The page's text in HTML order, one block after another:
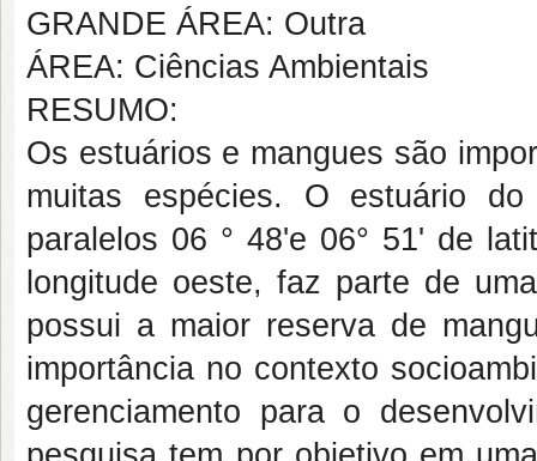
GRANDE ÁREA: Outra
ÁREA: Ciências Ambientais
RESUMO:
Os estuários e mangues são
muitas espécies. O estuário
paralelos 06 ° 48'e 06° 51' de
longitude oeste, faz parte de
possui a maior reserva de
importância no contexto
gerenciamento para o